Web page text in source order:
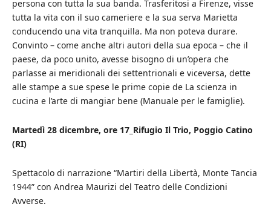
persona con tutta la sua banda. Trasferitosi a Firenze, visse
tutta la vita con il suo cameriere e la sua serva Marietta
conducendo una vita tranquilla. Ma non poteva durare.
Convinto – come anche altri autori della sua epoca – che il
paese, da poco unito, avesse bisogno di un’opera che
parlasse ai meridionali dei settentrionali e viceversa, dette
alle stampe a sue spese le prime copie de La scienza in
cucina e l’arte di mangiar bene (Manuale per le famiglie).
Martedì 28 dicembre, ore 17_Rifugio Il Trio, Poggio Catino
(RI)
Spettacolo di narrazione “Martiri della Libertà, Monte Tancia
1944” con Andrea Maurizi del Teatro delle Condizioni
Avverse.